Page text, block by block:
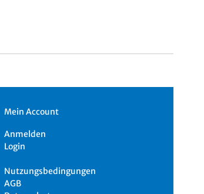
Mein Account
Anmelden
Login
Nutzungsbedingungen
AGB